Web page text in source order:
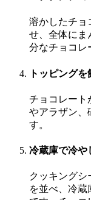
溶かしたチョ
せ、全体にま
分なチョコレ
トッピングを
チョコレート
やアラザン、
す。
冷蔵庫で冷や
クッキング
を並べ、冷蔵